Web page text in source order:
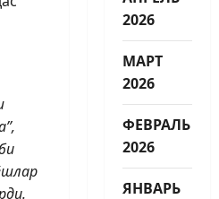
2026
МАРТ
2026
ФЕВРАЛЬ
2026
ЯНВАРЬ